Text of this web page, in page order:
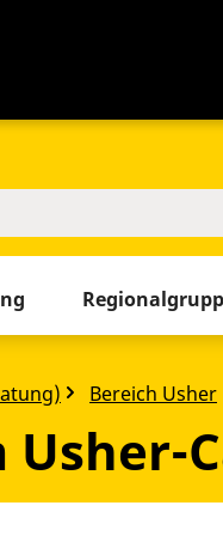
Bereich Usher
Usher-